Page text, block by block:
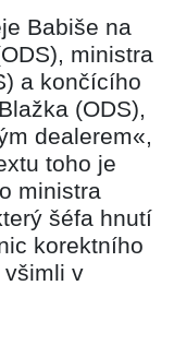
Babiše na
ministra
a končícího
(ODS),
dealerem«,
toho je
ministra
šéfa hnutí
korektního
všimli v